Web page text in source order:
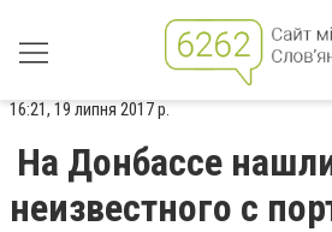
16:21, 19 липня 2017 р.
На Донбассе
неизвестного с